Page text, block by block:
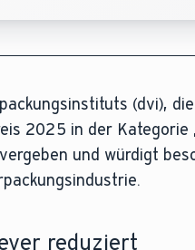
(dvi),
2025 in der
und würdigt
reduziert